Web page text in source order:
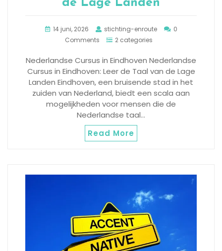
de Lage Landen
14 juni, 2026 stichting-enroute
0
Comments
2 categories
Nederlandse Cursus in Eindhoven Nederlandse
Cursus in Eindhoven: Leer de Taal van de Lage
Landen Eindhoven, een bruisende stad in het
zuiden van Nederland, biedt een scala aan
mogelijkheden voor mensen die de
Nederlandse taal…
Read More